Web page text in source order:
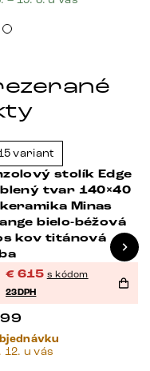
variant
stolík Edge
tvar 140×40
Minas
bielo-béžová
kov titánová
€ 615 s kódom
23DPH
12. u vás